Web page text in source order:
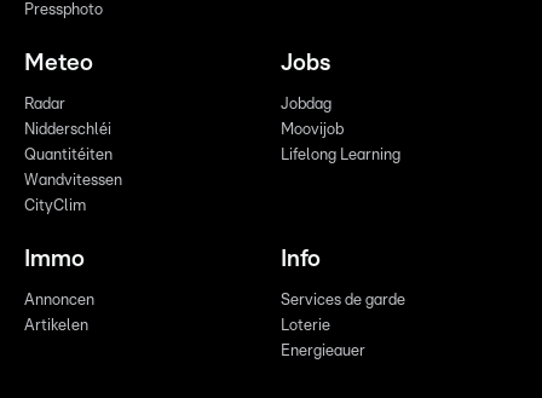
Pressphoto
Meteo
Radar
Nidderschléi
Quantitéiten
Wandvitessen
CityClim
Jobs
Jobdag
Moovijob
Lifelong Learning
Immo
Annoncen
Artikelen
Info
Services de garde
Loterie
Energieauer